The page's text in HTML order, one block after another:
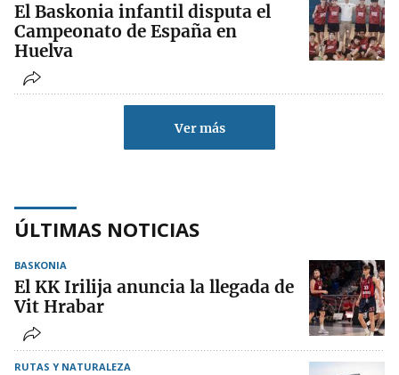
El Baskonia infantil disputa el
Campeonato de España en
Huelva
Ver más
ÚLTIMAS NOTICIAS
BASKONIA
El KK Irilija anuncia la llegada de
Vit Hrabar
RUTAS Y NATURALEZA